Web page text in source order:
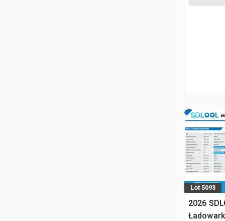
Lot 5093
2026